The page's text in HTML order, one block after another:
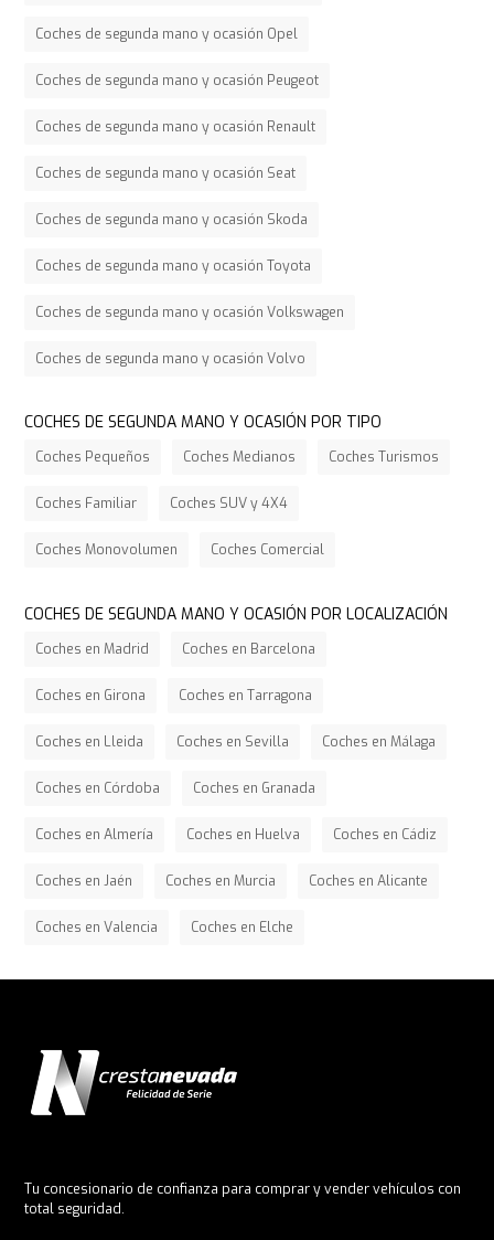
Coches de segunda mano y ocasión Opel
Coches de segunda mano y ocasión Peugeot
Coches de segunda mano y ocasión Renault
Coches de segunda mano y ocasión Seat
Coches de segunda mano y ocasión Skoda
Coches de segunda mano y ocasión Toyota
Coches de segunda mano y ocasión Volkswagen
Coches de segunda mano y ocasión Volvo
COCHES DE SEGUNDA MANO Y OCASIÓN POR TIPO
Coches Pequeños Coches Medianos Coches Turismos
Coches Familiar Coches SUV y 4X4
Coches Monovolumen Coches Comercial
COCHES DE SEGUNDA MANO Y OCASIÓN POR LOCALIZACIÓN
Coches en Madrid Coches en Barcelona
Coches en Girona Coches en Tarragona
Coches en Lleida Coches en Sevilla Coches en Málaga
Coches en Córdoba Coches en Granada
Coches en Almería Coches en Huelva Coches en Cádiz
Coches en Jaén Coches en Murcia Coches en Alicante
Coches en Valencia Coches en Elche
Tu concesionario de confianza para comprar y vender vehículos con
total seguridad.